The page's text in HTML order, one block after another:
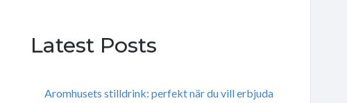
Latest Posts
Aromhusets stilldrink: perfekt när du vill erbjuda